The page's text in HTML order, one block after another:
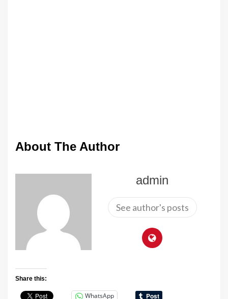
About The Author
admin
See author's posts
Share this:
WhatsApp